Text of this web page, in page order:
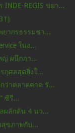
REGIS ขยา...
ากรธรรมชา...
ในง...
ญ่ ผนึกภา...
กุศลสุดยิ่งใ...
ว่าตลาดคาด รั...
ซีรี...
ผลักดัน 4 นว...
สุขภาพกับ...